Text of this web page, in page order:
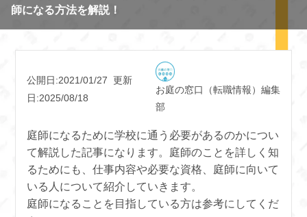
師になる方法を解説！
公開日:2021/01/27 更新
日:2025/08/18
お庭の窓口（転職情報）編集
部
庭師になるために学校に通う必要があるのかについ
て解説した記事になります。庭師のことを詳しく知
るためにも、仕事内容や必要な資格、庭師に向いて
いる人について紹介していきます。
庭師になることを目指している方は参考にしてくだ